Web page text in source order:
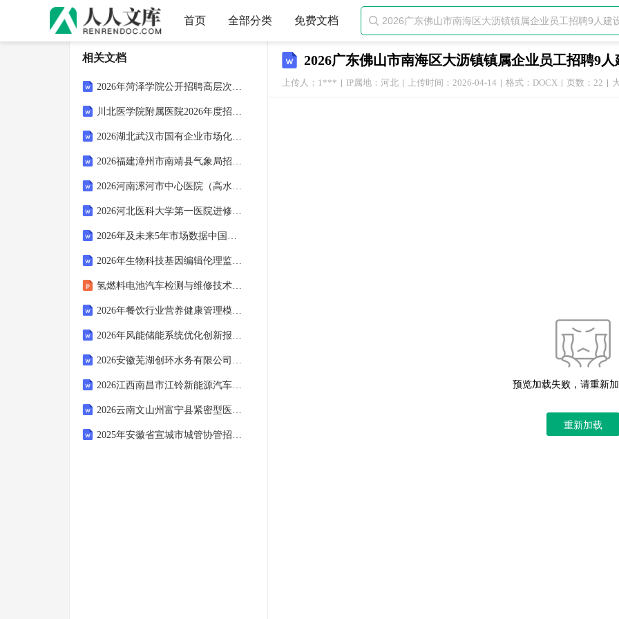
首页 全部分类 免费文档 
2026广东佛山市南海区大沥镇镇属企业员工招聘9
上传人：1*** IP属地：河北 上传时间：2026-04-14 格式：DOCX 页数：22
预览加载失败，请重新
重新加载
相关文档
2026年菏泽学院公开招聘高层次人才13人（第五批）建设考试参考题库及答案解析
川北医学院附属医院2026年度招聘（19人）建设考试参考题库及答案解析
2026湖北武汉市国有企业市场化选聘投资管理专业人才1人建设笔试模拟试题及答案解析
2026福建漳州市南靖县气象局招聘2人建设考试参考题库及答案解析
2026河南漯河市中心医院（高水平医院） 引进招聘12人建设笔试参考题库及答案解析
2026河北医科大学第一医院进修人员、实习生招录建设考试参考试题及答案解析
2026年及未来5年市场数据中国亲子酒店市场全面调研及行业投资潜力预测报告
2026年生物科技基因编辑伦理监管创新报告及未来五至十年政策影响报告
氢燃料电池汽车检测与维修技术 课件 第7章高压储氢系统故障检测与维修
2026年餐饮行业营养健康管理模式创新报告
2026年风能储能系统优化创新报告及未来五至十年新能源产业发展报告
2026安徽芜湖创环水务有限公司社会招聘一般管理人员3人建设笔试参考题库及答案解析
2026江西南昌市江铃新能源汽车有限公司招聘建设笔试备考题库及答案解析
2026云南文山州富宁县紧密型医共体总医院招聘编外人员74人（第二批）建设笔试备考题库及答案解析
2025年安徽省宣城市城管协管招聘考试试题及答案解析